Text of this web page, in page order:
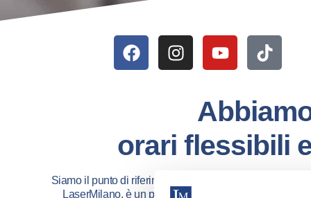
orari flessibili
Siamo il punto di riferimento a Milano per la tecnologia
LaserMilano, è un pioniere nell’utilizzo dei laser in